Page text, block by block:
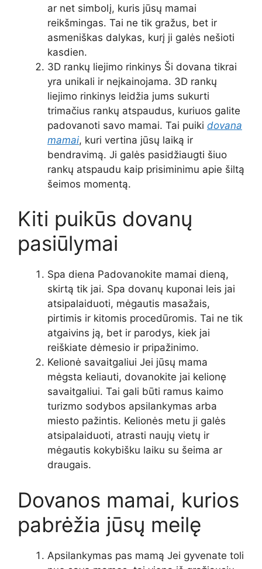
ar net simbolį, kuris jūsų mamai
reikšmingas. Tai ne tik gražus, bet ir
asmeniškas dalykas, kurį ji galės nešioti
kasdien.
3D rankų liejimo rinkinys Ši dovana tikrai
yra unikali ir neįkainojama. 3D rankų
liejimo rinkinys leidžia jums sukurti
trimačius rankų atspaudus, kuriuos galite
padovanoti savo mamai. Tai puiki dovana
mamai, kuri vertina jūsų laiką ir
bendravimą. Ji galės pasidžiaugti šiuo
rankų atspaudu kaip prisiminimu apie šiltą
šeimos momentą.
Kiti puikūs dovanų
pasiūlymai
Spa diena Padovanokite mamai dieną,
skirtą tik jai. Spa dovanų kuponai leis jai
atsipalaiduoti, mėgautis masažais,
pirtimis ir kitomis procedūromis. Tai ne tik
atgaivins ją, bet ir parodys, kiek jai
reiškiate dėmesio ir pripažinimo.
Kelionė savaitgaliui Jei jūsų mama
mėgsta keliauti, dovanokite jai kelionę
savaitgaliui. Tai gali būti ramus kaimo
turizmo sodybos apsilankymas arba
miesto pažintis. Kelionės metu ji galės
atsipalaiduoti, atrasti naujų vietų ir
mėgautis kokybišku laiku su šeima ar
draugais.
Dovanos mamai, kurios
pabrėžia jūsų meilę
Apsilankymas pas mamą Jei gyvenate toli